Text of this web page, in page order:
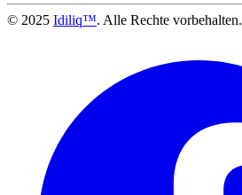
© 2025 Idiliq™. Alle Rechte vorbehalten.